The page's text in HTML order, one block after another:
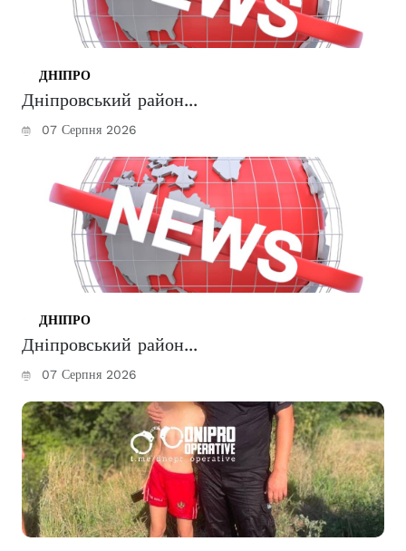
ДНІПРО
Дніпровський район...
07 Серпня 2026
ДНІПРО
Дніпровський район...
07 Серпня 2026